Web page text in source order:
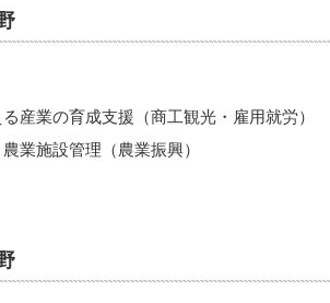
産業の育成支援（商工観光・雇用就労）
業施設管理（農業振興）